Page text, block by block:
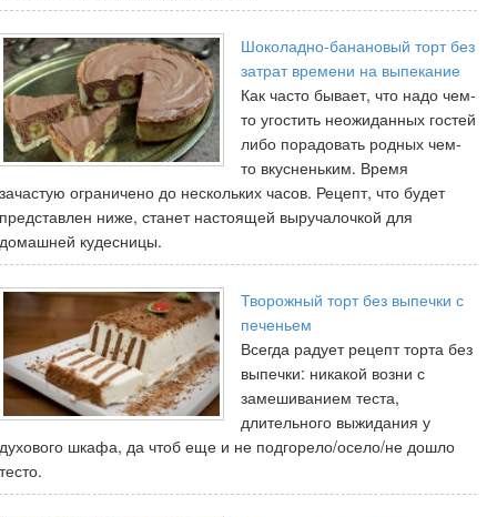
Шоколадно-банановый торт без
затрат времени на выпекание
Как часто бывает, что надо чем-
то угостить неожиданных гостей
либо порадовать родных чем-
то вкусненьким. Время
зачастую ограничено до нескольких часов. Рецепт, что будет
представлен ниже, станет настоящей выручалочкой для
домашней кудесницы.
Творожный торт без выпечки с
печеньем
Всегда радует рецепт торта без
выпечки: никакой возни с
замешиванием теста,
длительного выжидания у
духового шкафа, да чтоб еще и не подгорело/осело/не дошло
тесто.